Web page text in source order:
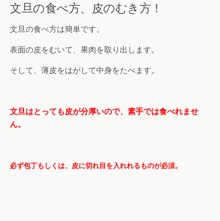
文旦の食べ方、皮のむき方！
文旦の食べ方は簡単です。
表面の皮をむいて、果肉を取り出します。
そして、薄皮をはがして中身をたべます。
文旦はとっても皮が分厚いので、素手では食べれませ
ん。
必ず包丁もしくは、皮に切れ目を入れれるものが必須。